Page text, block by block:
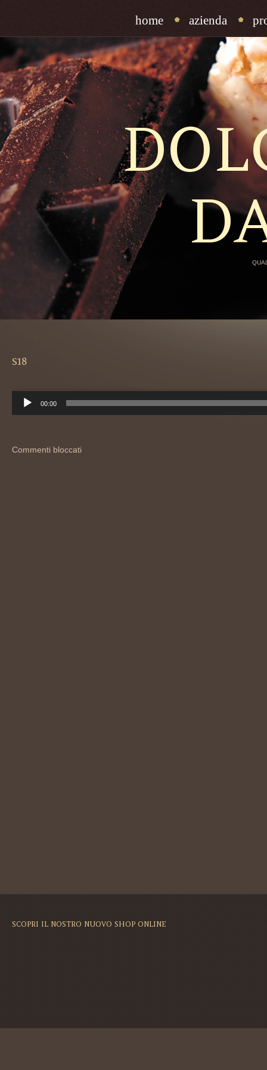
home azienda
S18
Audio
Player
00:00/00:00
00:00
Commenti bloccati
SCOPRI IL NOSTRO NUOVO SHOP ONLINE